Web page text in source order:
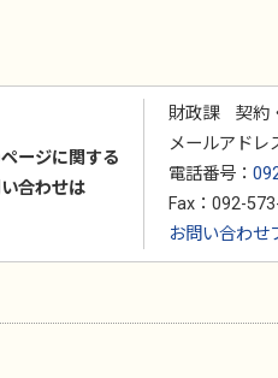
ージに関する
合わせは
財政課 契約
メールアド
電話番号：
Fax：092-
お問い合わせ